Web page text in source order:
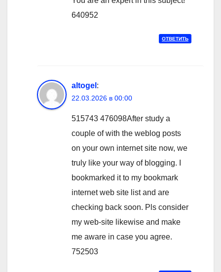
640952
ОТВЕТИТЬ
altogel :
22.03.2026 в 00:00
515743 476098After study a
couple of with the weblog posts
on your own internet site now, we
truly like your way of blogging. I
bookmarked it to my bookmark
internet web site list and are
checking back soon. Pls consider
my web-site likewise and make
me aware in case you agree.
752503